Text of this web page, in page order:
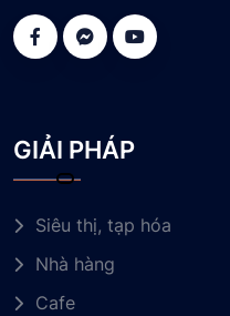
GIẢI PHÁP
Siêu thị, tạp hóa
Nhà hàng
Cafe